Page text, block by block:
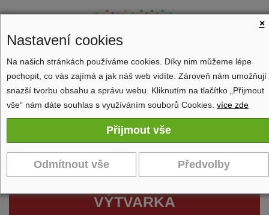
Zobrazit navigaci
VÝTVARKA
×
Nastavení cookies
Na našich stránkách používáme cookies. Díky nim můžeme lépe
pochopit, co vás zajímá a jak náš web vidíte. Zároveň nám umožňují
snazší tvorbu obsahu a správu webu. Kliknutím na tlačítko „Přijmout
vše“ nám dáte souhlas s využíváním souborů Cookies. více zde